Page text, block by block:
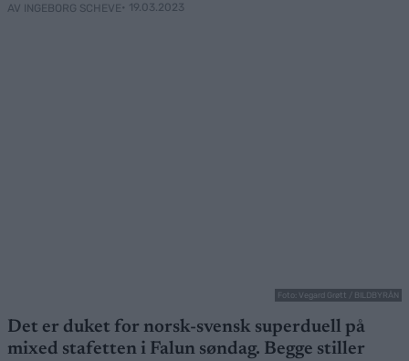
AV INGEBORG SCHEVE• 19.03.2023
Foto: Vegard Grøtt / BILDBYRÅN
Det er duket for norsk-svensk superduell på
mixed stafetten i Falun søndag. Begge stiller